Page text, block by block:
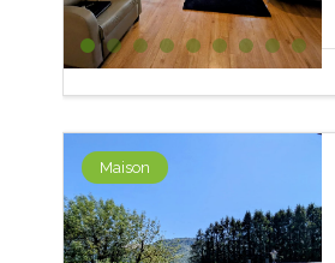
Maison